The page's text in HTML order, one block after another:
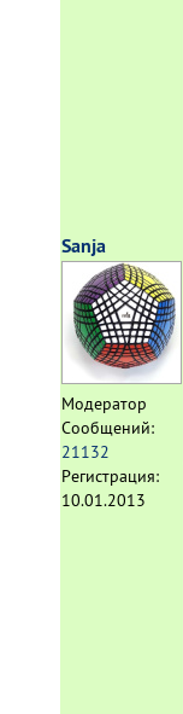
Sanja
Модератор
Сообщений:
21132
Регистрация:
10.01.2013